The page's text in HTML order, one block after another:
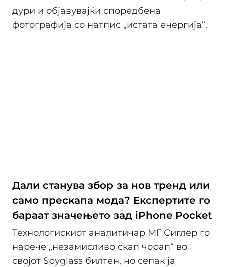
дури и објавувајќи споредбена
фотографија со натпис „истата енергија“.
Дали станува збор за нов тренд или
само прескапа мода? Експертите го
бараат значењето зад iPhone Pocket
Технологискиот аналитичар МГ Сиглер го
нарече „незамисливо скап чорап“ во
својот Spyglass билтен, но сепак ја